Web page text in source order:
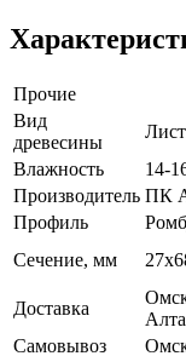
Прочие
Вид
древесины
Влажность
14-
Производитель ПК
Профиль
Сечение, мм
Доставка
Самовывоз